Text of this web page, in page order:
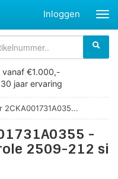
Inloggen
vanaf €1.000,-
jaar ervaring
2CKA001731A035...
-
2509-212 si